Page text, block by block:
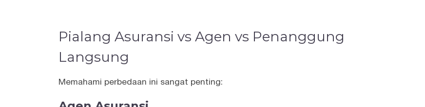
Pialang Asuransi vs Agen vs Penanggung
Langsung
Memahami perbedaan ini sangat penting: